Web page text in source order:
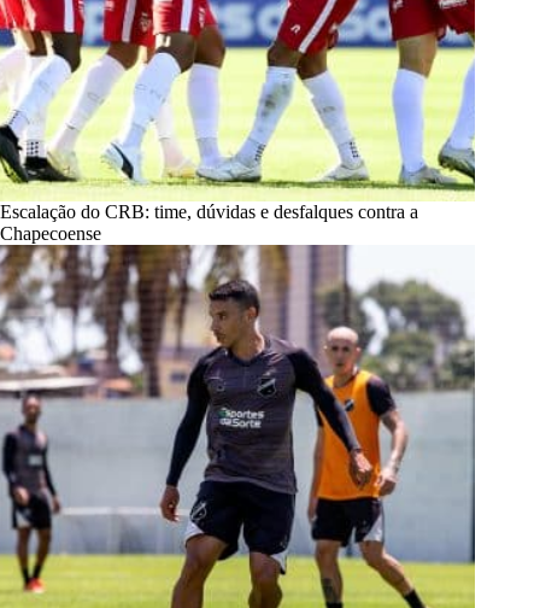
Escalação do CRB: time, dúvidas e desfalques contra a
Chapecoense